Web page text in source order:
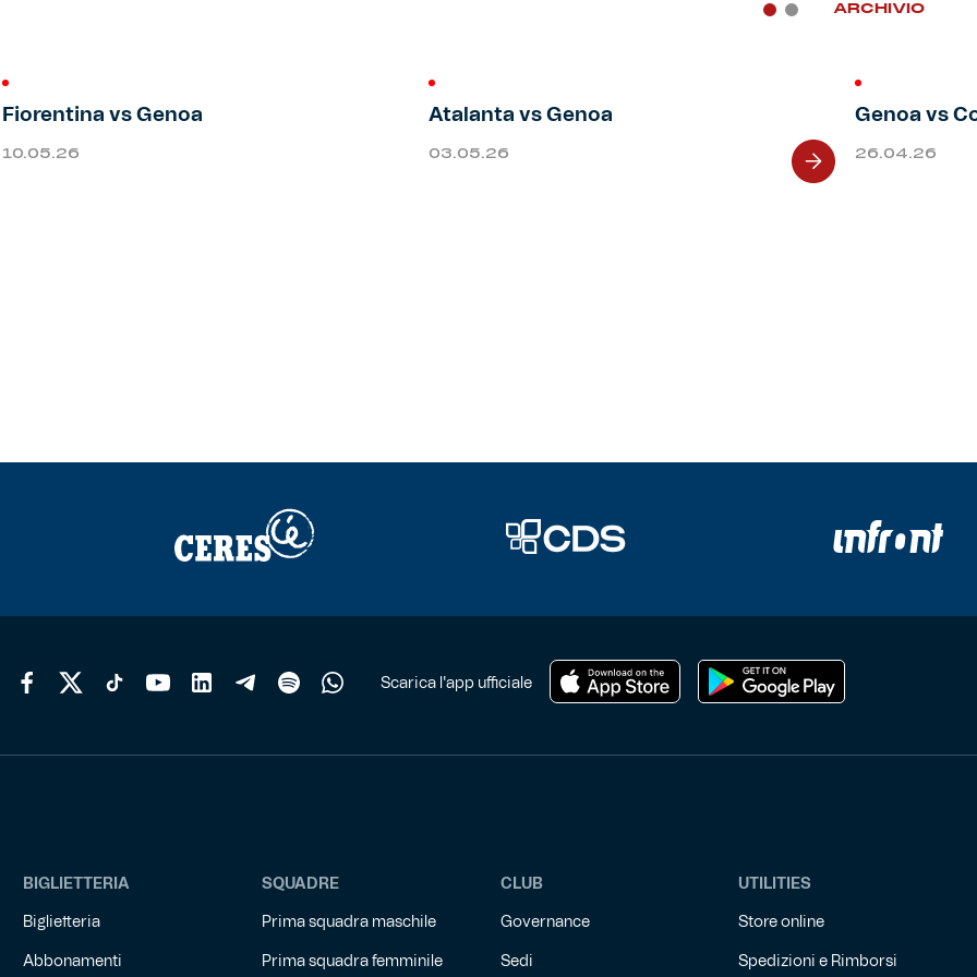
ARCHIVIO
Fiorentina vs Genoa
10.05.26
Atalanta vs Genoa
03.05.26
Genoa vs
26.04.26
Next
Scarica l'app ufficiale
BIGLIETTERIA
Biglietteria
Abbonamenti
SQUADRE
Prima squadra maschile
Prima squadra femminile
CLUB
Governance
Sedi
UTILITIES
Store online
Spedizioni e Rimborsi